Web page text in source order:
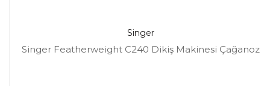
Singer
Singer Featherweight C240 Dikiş Makinesi Çağanoz